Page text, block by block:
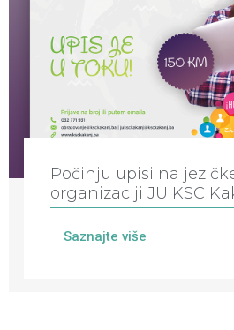
Počinju upisi na
organizaciji JU KSC
Saznajte više